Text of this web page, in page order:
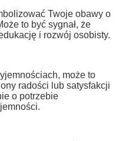
Twoje obawy o
to być sygnał, że
i rozwój osobisty.
może to
radości lub satysfakcji
o potrzebie